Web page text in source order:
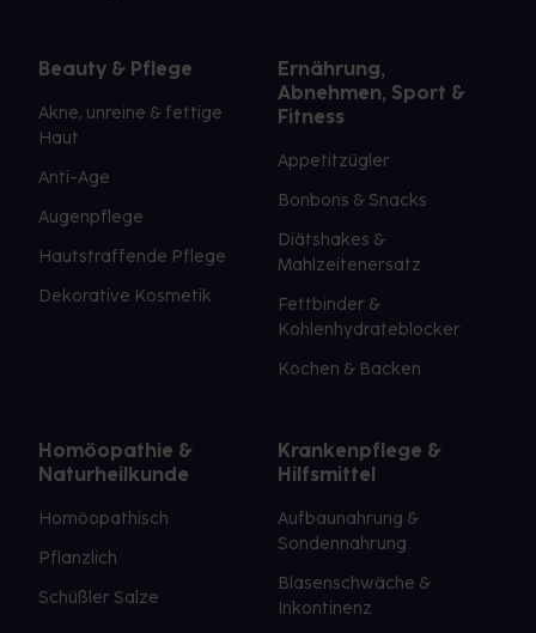
Beauty & Pflege
Akne, unreine & fettige
Haut
Anti-Age
Augenpflege
Hautstraffende Pflege
Dekorative Kosmetik
Ernährung,
Abnehmen, Sport &
Fitness
Appetitzügler
Bonbons & Snacks
Diätshakes &
Mahlzeitenersatz
Fettbinder &
Kohlenhydrateblocker
Kochen & Backen
Homöopathie &
Naturheilkunde
Homöopathisch
Pflanzlich
Schüßler Salze
Krankenpflege &
Hilfsmittel
Aufbaunahrung &
Sondennahrung
Blasenschwäche &
Inkontinenz